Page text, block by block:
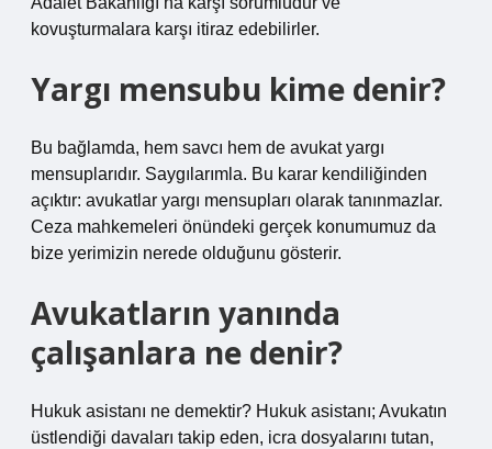
kovuşturmalara karşı itiraz edebilirler.
Yargı mensubu kime denir?
Bu bağlamda, hem savcı hem de avukat yargı
mensuplarıdır. Saygılarımla. Bu karar kendiliğinden
açıktır: avukatlar yargı mensupları olarak tanınmazlar.
Ceza mahkemeleri önündeki gerçek konumumuz da
bize yerimizin nerede olduğunu gösterir.
Avukatların yanında
çalışanlara ne denir?
Hukuk asistanı ne demektir? Hukuk asistanı; Avukatın
üstlendiği davaları takip eden, icra dosyalarını tutan,